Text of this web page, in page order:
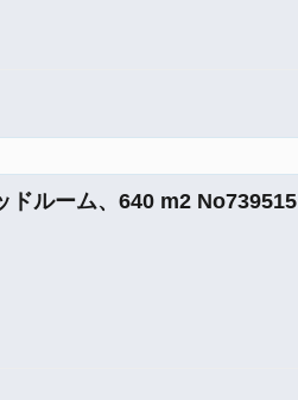
ルーム、640 m2 No739515